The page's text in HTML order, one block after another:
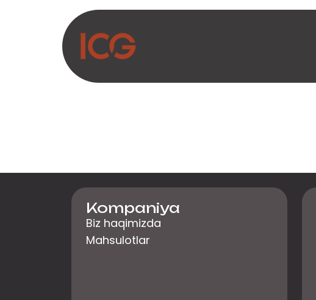
Asosiy mazmunga o‘tish
Kompaniya
Biz haqimizda
Mahsulotlar